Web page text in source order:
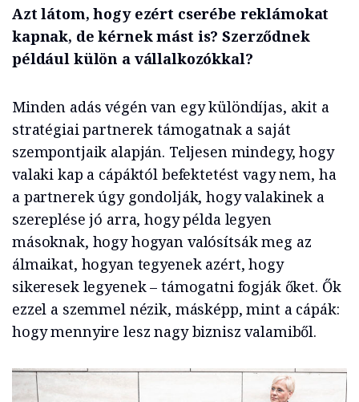
Azt látom, hogy ezért cserébe reklámokat
kapnak, de kérnek mást is? Szerződnek
például külön a vállalkozókkal?
Minden adás végén van egy különdíjas, akit a
stratégiai partnerek támogatnak a saját
szempontjaik alapján. Teljesen mindegy, hogy
valaki kap a cápáktól befektetést vagy nem, ha
a partnerek úgy gondolják, hogy valakinek a
szereplése jó arra, hogy példa legyen
másoknak, hogy hogyan valósítsák meg az
álmaikat, hogyan tegyenek azért, hogy
sikeresek legyenek – támogatni fogják őket. Ők
ezzel a szemmel nézik, másképp, mint a cápák:
hogy mennyire lesz nagy biznisz valamiből.